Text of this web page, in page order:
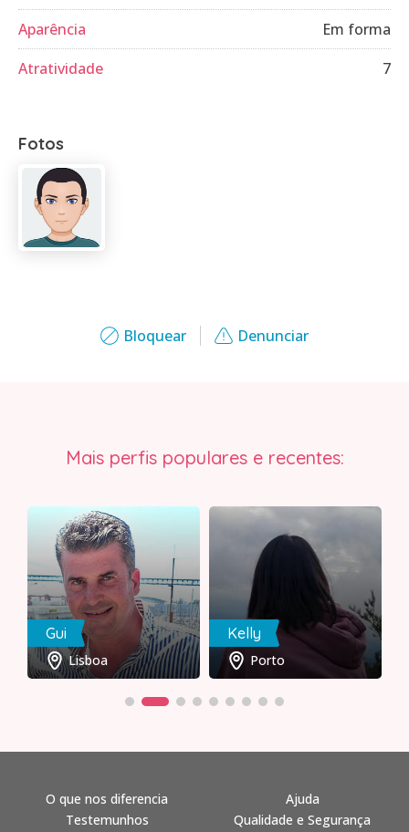
Bloquear Denunciar
Aparência
Em forma
Atratividade
7
Fotos
Mais perfis populares e recentes:
Gui
Lisboa
Kelly
Porto
O que nos diferencia
Testemunhos
Ajuda
Qualidade e Segurança